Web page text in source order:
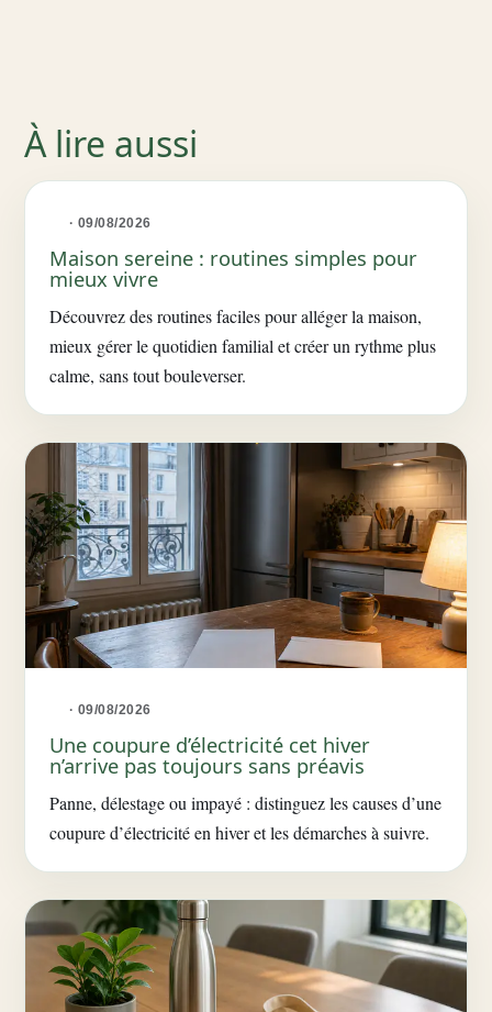
À lire aussi
· 09/08/2026
Maison sereine : routines simples pour
mieux vivre
Découvrez des routines faciles pour alléger la maison,
mieux gérer le quotidien familial et créer un rythme plus
calme, sans tout bouleverser.
· 09/08/2026
Une coupure d’électricité cet hiver
n’arrive pas toujours sans préavis
Panne, délestage ou impayé : distinguez les causes d’une
coupure d’électricité en hiver et les démarches à suivre.